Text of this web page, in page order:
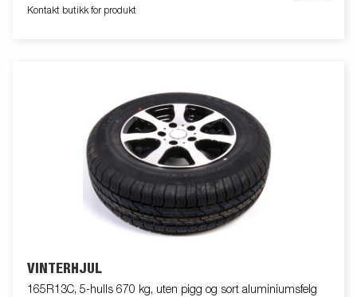
Kontakt butikk for produkt
VINTERHJUL
165R13C, 5-hulls 670 kg, uten pigg og sort aluminiumsfelg